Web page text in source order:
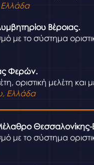
Βέροιας.
με το σύστημα
Φερών.
οριστική μελέτη και
Ελλάδα
Θεσσαλονίκης-
με το σύστημα